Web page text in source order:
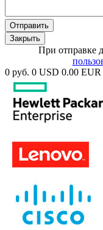
Отправить
Закрыть
При отправке
0 руб. 0 USD 0.00 EUR